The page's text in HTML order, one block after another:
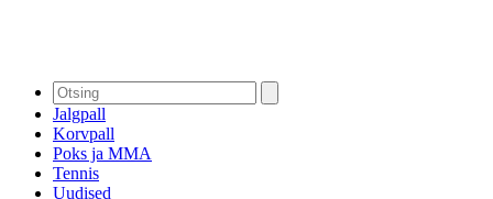
Jalgpall
Korvpall
Poks ja MMA
Tennis
Uudised